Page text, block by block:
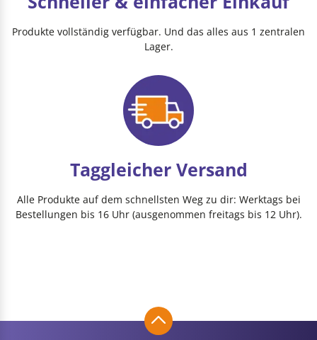
Produkte vollständig verfügbar. Und das alles aus 1 zentralen
Lager.
Taggleicher Versand
Alle Produkte auf dem schnellsten Weg zu dir: Werktags bei
Bestellungen bis 16 Uhr (ausgenommen freitags bis 12 Uhr).